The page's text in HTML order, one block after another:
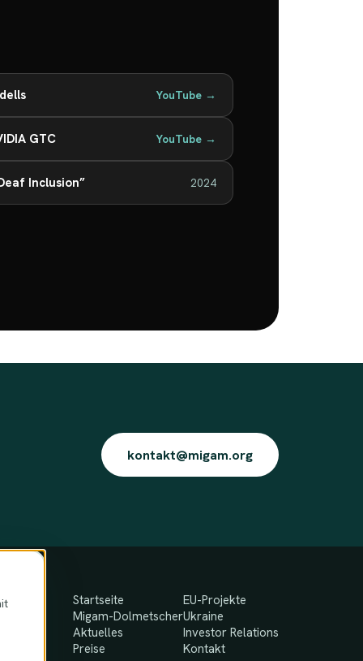
YouTube →
GTC YouTube →
Inclusion” 2024
kontakt@migam.org
Startseite
Migam-Dolmetscher
Aktuelles
Preise
EU-Projekte
Ukraine
Investor Relations
Kontakt